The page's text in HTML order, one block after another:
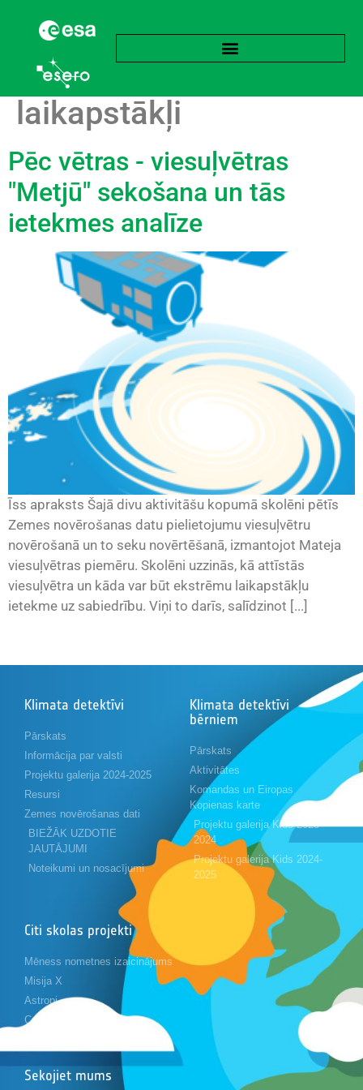
Birka:
Ekstrēmi
laikapstākļi
Pēc vētras - viesuļvētras
"Metjū" sekošana un tās
ietekmes analīze
Īss apraksts Šajā divu aktivitāšu kopumā skolēni pētīs
Zemes novērošanas datu pielietojumu viesuļvētru
novērošanā un to seku novērtēšanā, izmantojot Mateja
viesuļvētras piemēru. Skolēni uzzinās, kā attīstās
viesuļvētra un kāda var būt ekstrēmu laikapstākļu
ietekme uz sabiedrību. Viņi to darīs, salīdzinot [...]
Klimata detektīvi
Pārskats
Informācija par valsti
Projektu galerija 2024-2025
Resursi
Zemes novērošanas dati
BIEŽĀK UZDOTIE
JAUTĀJUMI
Noteikumi un nosacījumi
Klimata detektīvi
bērniem
Pārskats
Aktivitātes
Komandas un Eiropas
Kopienas karte
Projektu galerija Kids 2023-
2024
Projektu galerija Kids 2024-
2025
Citi skolas projekti
Mēness nometnes izaicinājums
Misija X
Astropi
Cansat
Sekojiet mums